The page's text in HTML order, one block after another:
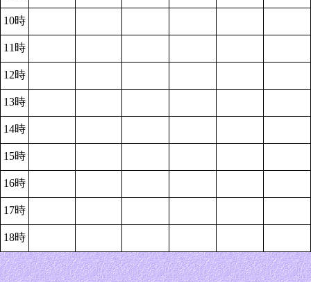
10時
11時
12時
13時
14時
15時
16時
17時
18時